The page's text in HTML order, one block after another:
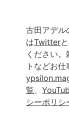
古田アデ
はTwitterと
ください
トなどお
覧、
シーポリシ